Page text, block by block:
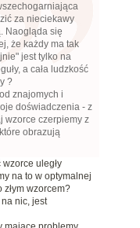
za nieciekawy
Naogląda się
że każdy ma tak
jest tylko na
a cała ludzkość
?
znajomych i
doświadczenia - z
wzorce czerpiemy z
obrazują
uległy
na to w optymalnej
wzorcem?
nic, jest